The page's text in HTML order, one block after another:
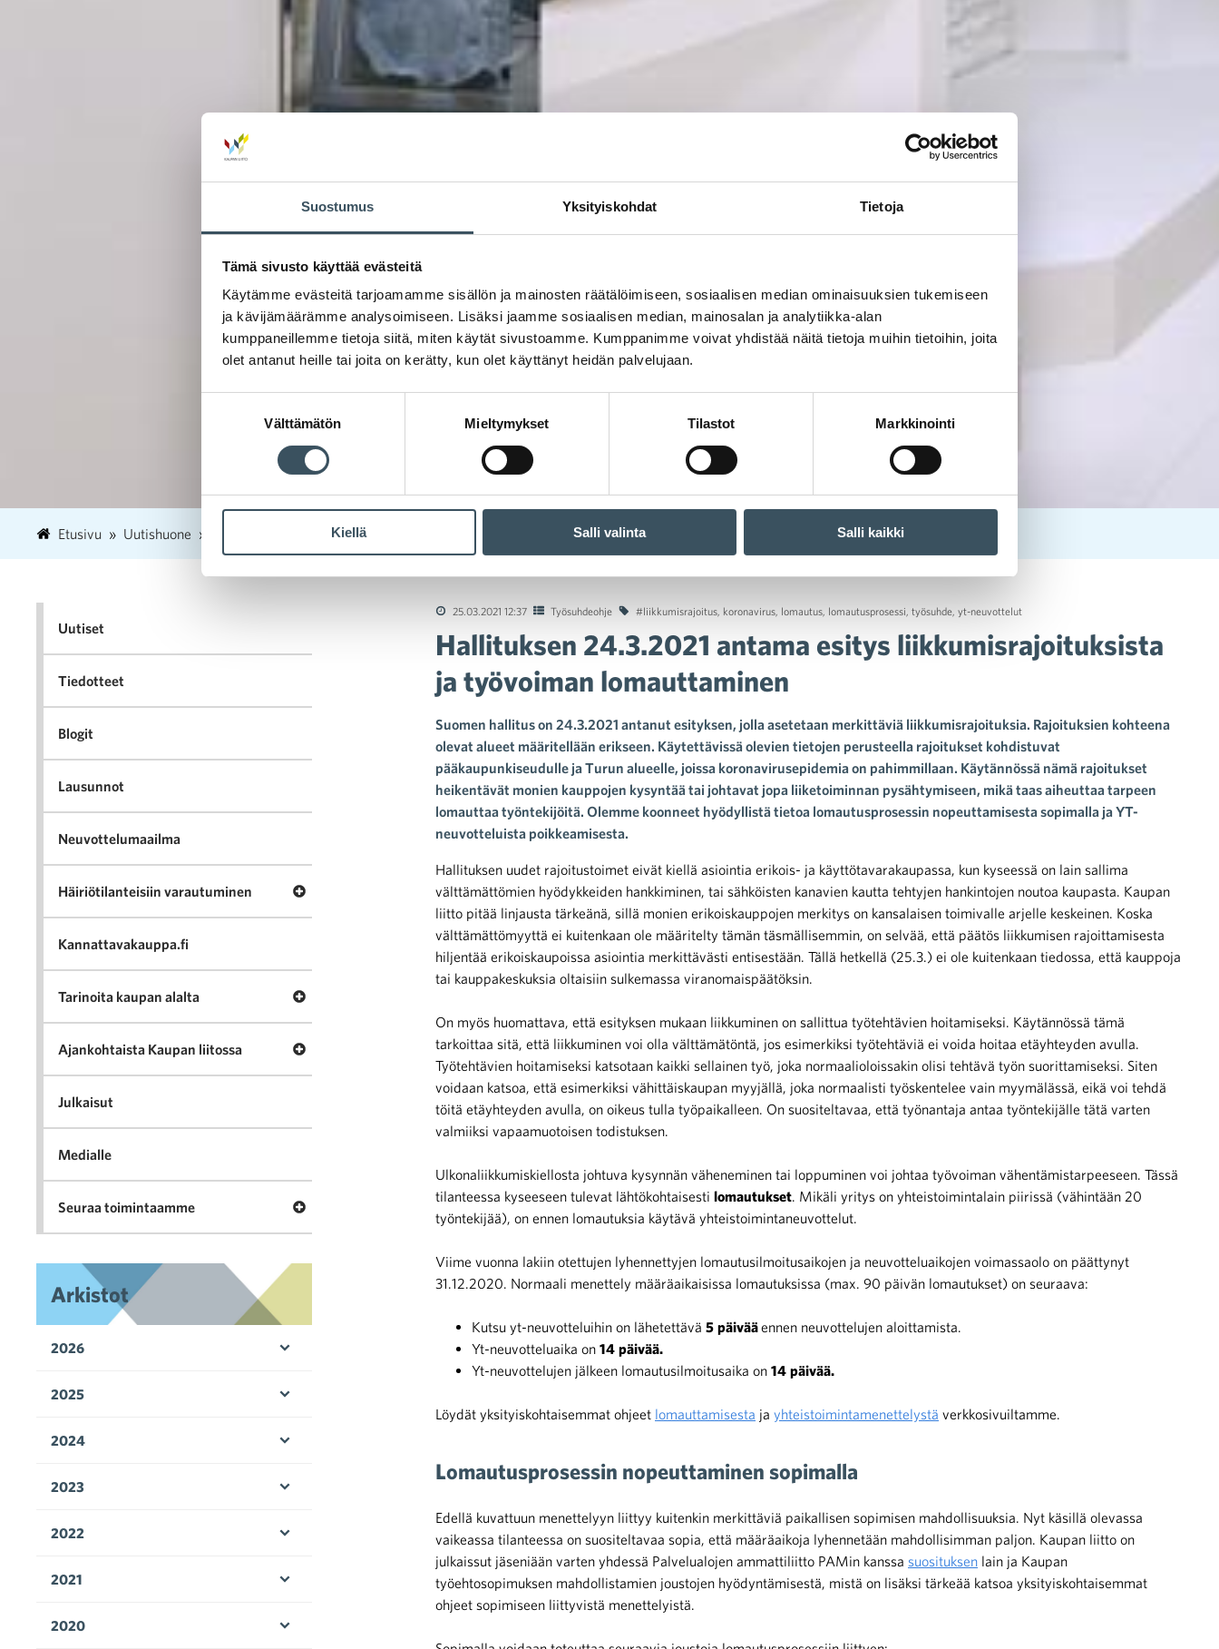
Suostumus Yksityiskohdat Tietoja
Tämä sivusto käyttää evästeitä
Käytämme evästeitä tarjoamamme sisällön ja mainosten räätälöimiseen, sosiaalisen median ominaisuuksien tukemiseen
ja kävijämäärämme analysoimiseen. Lisäksi jaamme sosiaalisen median, mainosalan ja analytiikka-alan
kumppaneillemme tietoja siitä, miten käytät sivustoamme. Kumppanimme voivat yhdistää näitä tietoja muihin tietoihin, joita
olet antanut heille tai joita on kerätty, kun olet käyttänyt heidän palvelujaan.
Välttämätön Mieltymykset Tilastot Markkinointi
Kiellä Salli valinta Salli kaikki
Etusivu Uutishuone 25 Hallituksen 24.3.2021 antama esitys liikkumisrajoituksista ja työvoiman lomauttaminen
25.03.2021 12:37 Työsuhdeohje #liikkumisrajoitus koronavirus lomautus lomautusprosessi työsuhde yt-neuvottelut
Hallituksen 24.3.2021 antama esitys liikkumisrajoituksista
ja työvoiman lomauttaminen
Suomen hallitus on 24.3.2021 antanut esityksen, jolla asetetaan merkittäviä liikkumisrajoituksia. Rajoituksien kohteena
olevat alueet määritellään erikseen. Käytettävissä olevien tietojen perusteella rajoitukset kohdistuvat
pääkaupunkiseudulle ja Turun alueelle, joissa koronavirusepidemia on pahimmillaan. Käytännössä nämä rajoitukset
heikentävät monien kauppojen kysyntää tai johtavat jopa liiketoiminnan pysähtymiseen, mikä taas aiheuttaa tarpeen
lomauttaa työntekijöitä. Olemme koonneet hyödyllistä tietoa lomautusprosessin nopeuttamisesta sopimalla ja YT-
neuvotteluista poikkeamisesta.
Hallituksen uudet rajoitustoimet eivät kiellä asiointia erikois- ja käyttötavarakaupassa, kun kyseessä on lain sallima
välttämättömien hyödykkeiden hankkiminen, tai sähköisten kanavien kautta tehtyjen hankintojen noutoa kaupasta. Kaupan
liitto pitää linjausta tärkeänä, sillä monien erikoiskauppojen merkitys on kansalaisen toimivalle arjelle keskeinen. Koska
välttämättömyyttä ei kuitenkaan ole määritelty tämän täsmällisemmin, on selvää, että päätös liikkumisen rajoittamisesta
hiljentää erikoiskaupoissa asiointia merkittävästi entisestään. Tällä hetkellä (25.3.) ei ole kuitenkaan tiedossa, että kauppoja
tai kauppakeskuksia oltaisiin sulkemassa viranomaispäätöksin.
On myös huomattava, että esityksen mukaan liikkuminen on sallittua työtehtävien hoitamiseksi. Käytännössä tämä
tarkoittaa sitä, että liikkuminen voi olla välttämätöntä, jos esimerkiksi työtehtäviä ei voida hoitaa etäyhteyden avulla.
Työtehtävien hoitamiseksi katsotaan kaikki sellainen työ, joka normaalioloissakin olisi tehtävä työn suorittamiseksi. Siten
voidaan katsoa, että esimerkiksi vähittäiskaupan myyjällä, joka normaalisti työskentelee vain myymälässä, eikä voi tehdä
töitä etäyhteyden avulla, on oikeus tulla työpaikalleen. On suositeltavaa, että työnantaja antaa työntekijälle tätä varten
valmiiksi vapaamuotoisen todistuksen.
Ulkonaliikkumiskiellosta johtuva kysynnän väheneminen tai loppuminen voi johtaa työvoiman vähentämistarpeeseen. Tässä
tilanteessa kyseeseen tulevat lähtökohtaisesti lomautukset . Mikäli yritys on yhteistoimintalain piirissä (vähintään 20
työntekijää), on ennen lomautuksia käytävä yhteistoimintaneuvottelut.
Viime vuonna lakiin otettujen lyhennettyjen lomautusilmoitusaikojen ja neuvotteluaikojen voimassaolo on päättynyt
31.12.2020. Normaali menettely määräaikaisissa lomautuksissa (max. 90 päivän lomautukset) on seuraava:
Kutsu yt-neuvotteluihin on lähetettävä 5 päivääennen neuvottelujen aloittamista.
Yt-neuvotteluaika on 14 päivää.
Yt-neuvottelujen jälkeen lomautusilmoitusaika on 14 päivää.
Löydät yksityiskohtaisemmat ohjeet lomauttamisesta ja yhteistoimintamenettelystä verkkosivuiltamme.
Lomautusprosessin nopeuttaminen sopimalla
Edellä kuvattuun menettelyyn liittyy kuitenkin merkittäviä paikallisen sopimisen mahdollisuuksia. Nyt käsillä olevassa
vaikeassa tilanteessa on suositeltavaa sopia, että määräaikoja lyhennetään mahdollisimman paljon. Kaupan liitto on
julkaissut jäseniään varten yhdessä Palvelualojen ammattiliitto PAMin kanssa suosituksen lain ja Kaupan
työehtosopimuksen mahdollistamien joustojen hyödyntämisestä, mistä on lisäksi tärkeää katsoa yksityiskohtaisemmat
ohjeet sopimiseen liittyvistä menettelyistä.
Uutiset
Tiedotteet
Blogit
Lausunnot
Neuvottelumaailma
Häiriötilanteisiin varautuminen Avaa valikko Häiriötilanteisiin varautuminen
Kannattavakauppa.fi
Tarinoita kaupan alalta Avaa valikko Tarinoita kaupan alalta
Ajankohtaista Kaupan liitossa Avaa valikko Ajankohtaista Kaupan liitossa
Julkaisut
Medialle
Seuraa toimintaamme Avaa valikko Seuraa toimintaamme
Arkistot
2026
2025
2024
2023
2022
2021
2020